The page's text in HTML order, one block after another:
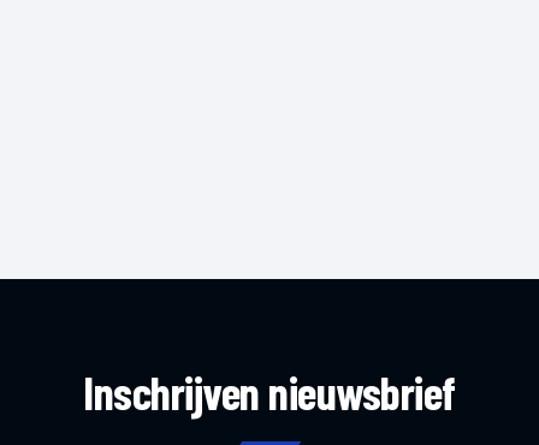
Inschrijven nieuwsbrief